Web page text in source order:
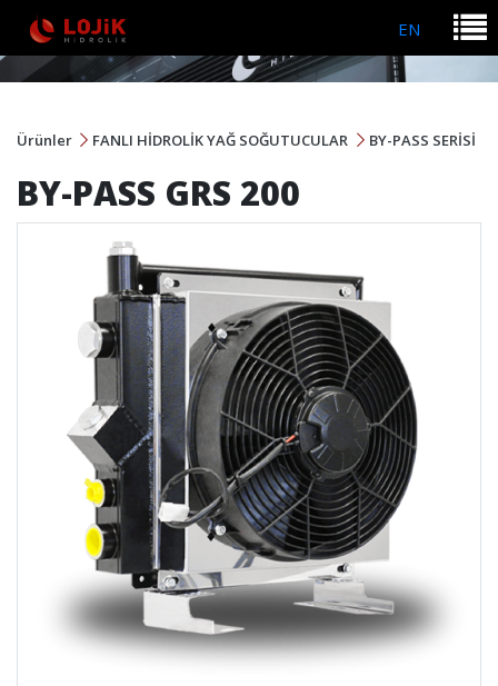
EN
Ürünler FANLI HİDROLİK YAĞ SOĞUTUCULAR BY-PASS SERİSİ
BY-PASS GRS 200